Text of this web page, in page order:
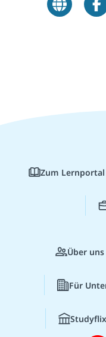
Zum Lernportal
Über uns
Für